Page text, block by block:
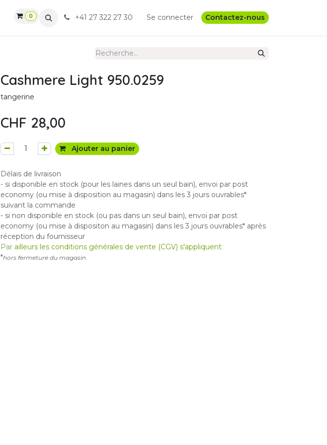
CGV 0 +41 27 322 27 30 Se connecter Contactez-nous
Cashmere Light 950.0259
tangerine
CHF 28,00
Ajouter au panier
Délais de livraison
- si disponible en stock (pour les laines dans un seul bain), envoi par post
economy (ou mise à disposition au magasin) dans les 3 jours ouvrables*
suivant la commande
- si non disponible en stock (ou pas dans un seul bain), envoi par post
economy (ou mise à dispositon au magasin) dans les 3 jours ouvrables* après
réception du fournisseur
Par ailleurs les conditions générales de vente (CGV) s'appliquent
*hors fermeture du magasin